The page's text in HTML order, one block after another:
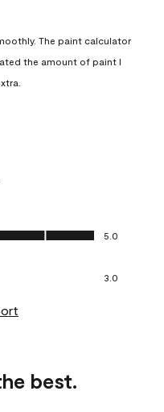
The paint calculator
the amount of paint I
5.0
3.0
best.